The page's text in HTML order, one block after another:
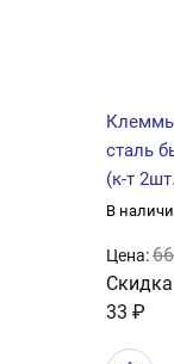
сталь
(к-т
В
Цена:
33 ₽